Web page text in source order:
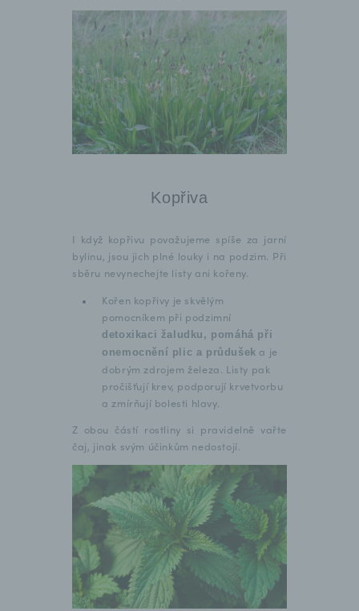
Kopřiva
I když kopřivu považujeme spíše za jarní
bylinu, jsou jich plné louky i na podzim. Při
sběru nevynechejte listy ani kořeny.
Kořen kopřivy je skvělým
pomocníkem při podzimní
detoxikaci žaludku, pomáhá při
onemocnění plic a průdušek a je
dobrým zdrojem železa. Listy pak
pročišťují krev, podporují krvetvorbu
a zmírňují bolesti hlavy.
Z obou částí rostliny si pravidelně vařte
čaj, jinak svým účinkům nedostojí.